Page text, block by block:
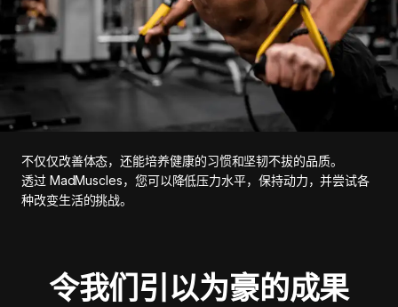
不仅仅改善体态，还能培养健康的习惯和坚韧不拔的品质。
透过 MadMuscles，您可以降低压力水平，保持动力，并尝试各
种改变生活的挑战。
令我们引以为豪的成果